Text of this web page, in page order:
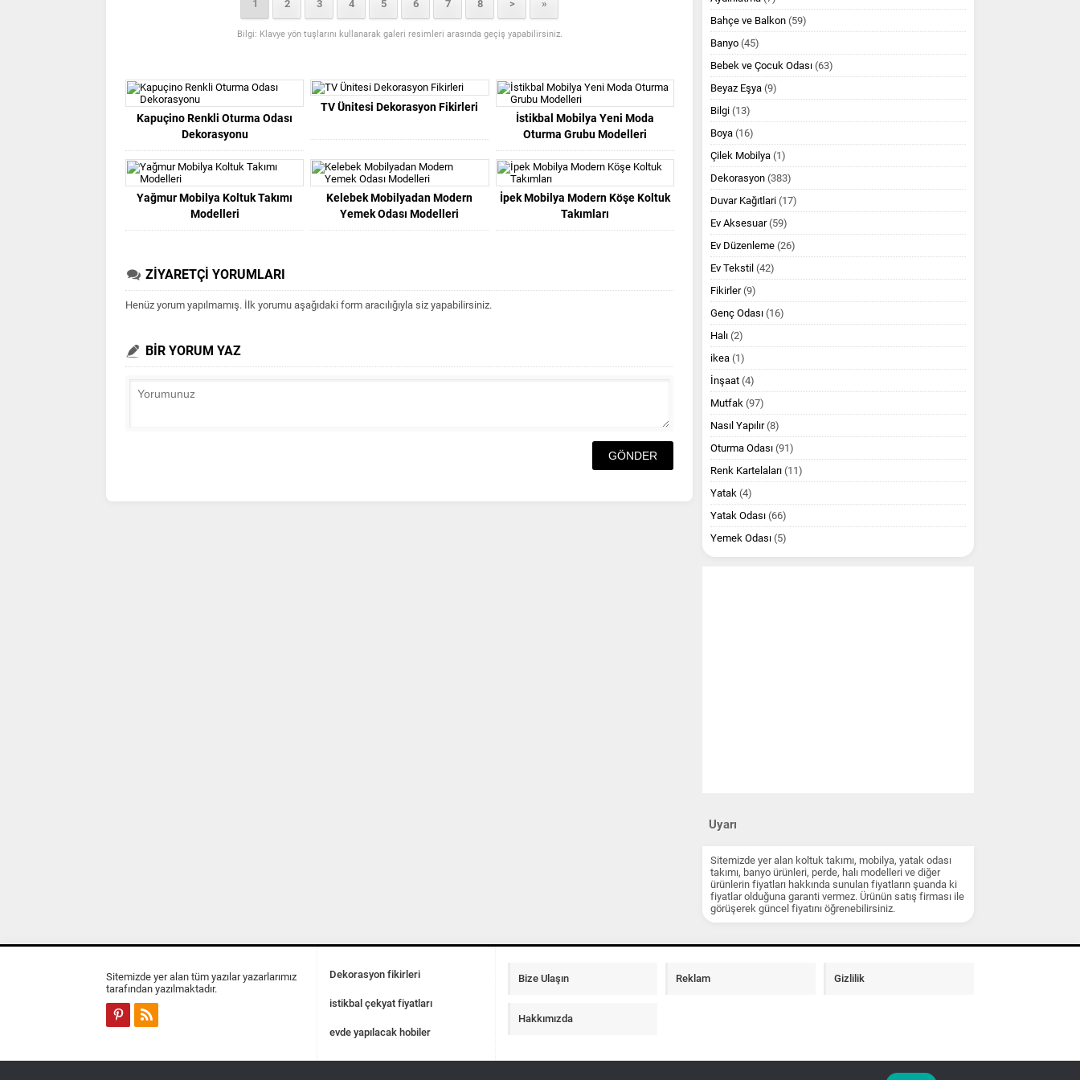
1 2 3 4 5 6 7 8 > »
Bilgi: Klavye yön tuşlarını kullanarak galeri resimleri arasında geçiş yapabilirsiniz.
Kapuçino Renkli Oturma Odası
Dekorasyonu
TV Ünitesi Dekorasyon Fikirleri
İstikbal Mobilya Yeni Moda
Oturma Grubu Modelleri
Yağmur Mobilya Koltuk Takımı
Modelleri
Kelebek Mobilyadan Modern
Yemek Odası Modelleri
İpek Mobilya Modern Köşe Koltuk
Takımları
ZİYARETÇİ YORUMLARI
Henüz yorum yapılmamış. İlk yorumu aşağıdaki form aracılığıyla siz yapabilirsiniz.
BİR YORUM YAZ
Bahçe ve Balkon (59)
Banyo (45)
Bebek ve Çocuk Odası (63)
Beyaz Eşya (9)
Bilgi (13)
Boya (16)
Çilek Mobilya (1)
Dekorasyon (383)
Duvar Kağıtlari (17)
Ev Aksesuar(59)
Ev Düzenleme (26)
Ev Tekstil (42)
Fikirler(9)
Genç Odası (16)
Halı (2)
ikea (1)
İnşaat (4)
Mutfak (97)
Nasıl Yapılır(8)
Oturma Odası (91)
Renk Kartelaları (11)
Yatak (4)
Yatak Odası (66)
Yemek Odası (5)
Uyarı
Sitemizde yer alan koltuk takımı, mobilya, yatak odası
takımı, banyo ürünleri, perde, halı modelleri ve diğer
ürünlerin fiyatları hakkında sunulan fiyatların şuanda ki
fiyatlar olduğuna garanti vermez. Ürünün satış firması ile
görüşerek güncel fiyatını öğrenebilirsiniz.
Sitemizde yer alan tüm yazılar yazarlarımız
tarafından yazılmaktadır.
Dekorasyon fikirleri
istikbal çekyat fiyatları
evde yapılacak hobiler
Bize Ulaşın Reklam Gizlilik
Hakkımızda